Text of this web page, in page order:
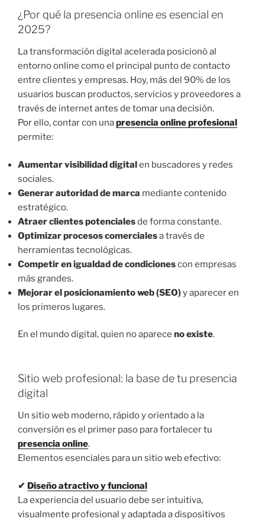
¿Por qué la presencia online es esencial en
2025?
La transformación digital acelerada posicionó al
entorno online como el principal punto de contacto
entre clientes y empresas. Hoy, más del 90% de los
usuarios buscan productos, servicios y proveedores a
través de internet antes de tomar una decisión.
Por ello, contar con unapresencia online profesional
permite:
Aumentar visibilidad digitalen buscadores y redes
sociales.
Generar autoridad de marca mediante contenido
estratégico.
Atraer clientes potencialesde forma constante.
Optimizar procesos comercialesa través de
herramientas tecnológicas.
Competir en igualdad de condicionescon empresas
más grandes.
Mejorar el posicionamiento web (SEO)y aparecer en
los primeros lugares.
En el mundo digital, quien no aparece no existe.
Sitio web profesional: la base de tu presencia
digital
Un sitio web moderno, rápido y orientado a la
conversión es el primer paso para fortalecer tu
presencia online.
Elementos esenciales para un sitio web efectivo:
✔ Diseño atractivo y funcional
La experiencia del usuario debe ser intuitiva,
visualmente profesional y adaptada a dispositivos